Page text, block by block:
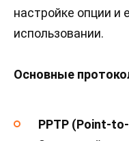
настройке опции
использовании.
Основные
PPTP (Point-